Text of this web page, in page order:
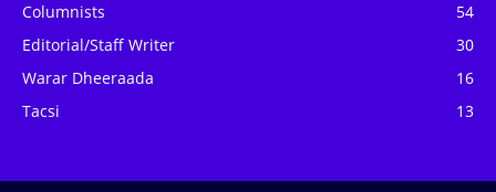
Columnists
54
Editorial/Staff Writer
30
Warar Dheeraada
16
Tacsi
13